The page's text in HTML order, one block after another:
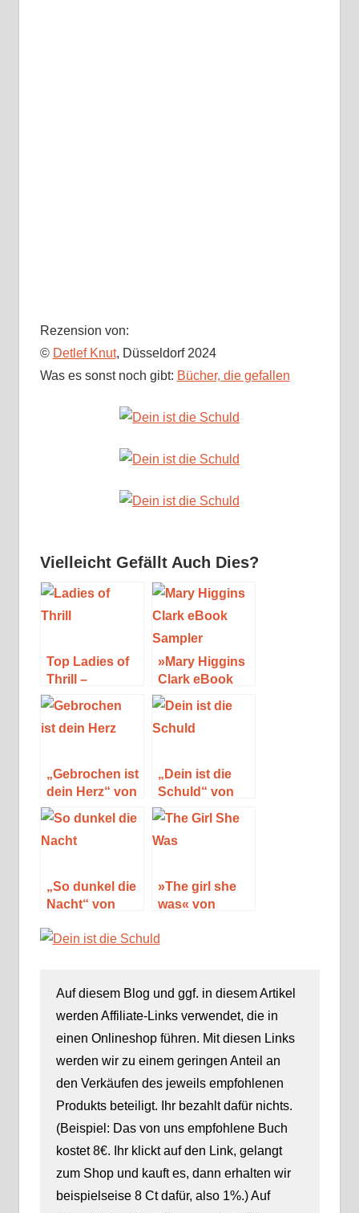
Rezension von:
© Detlef Knut, Düsseldorf 2024
Was es sonst noch gibt: Bücher, die gefallen
Vielleicht Gefällt Auch Dies?
Top Ladies of
Thrill –
Nervenkitzel
aus den USA
»Mary Higgins
Clark eBook
Sampler« von
Mary Higgins
Clark
„Gebrochen ist
dein Herz“ von
Mary Higgins
Clark und
Alafair Burke
„Dein ist die
Schuld“ von
Mary Higgins
Clark und
Alafair Burke
„So dunkel die
Nacht“ von
Clark und
»The girl she
was« von
Auf diesem Blog und ggf. in diesem Artikel
werden Affiliate-Links verwendet, die in
einen Onlineshop führen. Mit diesen Links
werden wir zu einem geringen Anteil an
den Verkäufen des jeweils empfohlenen
Produkts beteiligt. Ihr bezahlt dafür nichts.
(Beispiel: Das von uns empfohlene Buch
kostet 8€. Ihr klickt auf den Link, gelangt
zum Shop und kauft es, dann erhalten wir
beispielseise 8 Ct dafür, also 1%.) Auf